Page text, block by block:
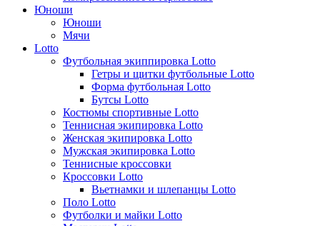
Юноши
Юноши
Мячи
Lotto
Футбольная экиппировка Lotto
Гетры и щитки футбольные Lotto
Форма футбольная Lotto
Бутсы Lotto
Костюмы спортивные Lotto
Теннисная экипировка Lotto
Женская экипировка Lotto
Мужская экипировка Lotto
Теннисные кроссовки
Кроссовки Lotto
Вьетнамки и шлепанцы Lotto
Поло Lotto
Футболки и майки Lotto